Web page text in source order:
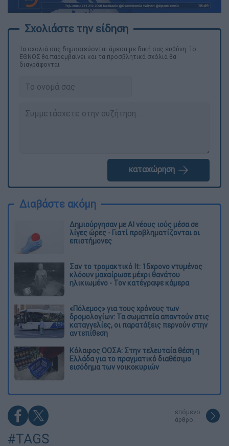
Τα σχολιά σας δημοσιεύονται άμεσα με δική σας ευθύνη. Το
ΕΘΝΟΣ θα παρεμβαίνει και τα προσβλητικά σχόλια θα
διαγράφονται
καταχώρηση
Διαβάστε ακόμη
Δημιούργησαν με AI νέους ιούς μέσα σε
λίγες ώρες - Γιατί προβληματίζονται οι
επιστήμονες
Σαν το τρομακτικό It: 15χρονο ντυμένος
κλόουν μαχαίρωσε μέχρι θανάτου
ηλικιωμένο - Τον κατέγραψε κάμερα
«Πόλεμος» για τους χρόνους των
δρομολογίων: Τα σωματεία απαντούν στις
καταγγελίες, οι παρατάξεις περνούν στην
αντεπίθεση
Κόλαφος ΟΟΣΑ: Στην τελευταία θέση η
Ελλάδα για το πραγματικό διαθέσιμο
εισόδημα των νοικοκυριών
επόμενο
άρθρο
#TAGS